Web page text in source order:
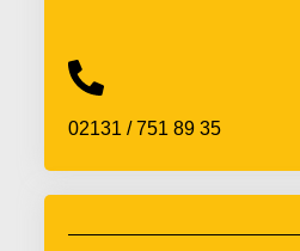
02131 / 751 89 35